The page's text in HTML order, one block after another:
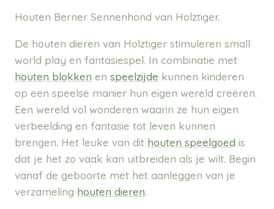
Houten Berner Sennenhond van Holztiger.
De houten dieren van Holztiger stimuleren small
world play en fantasiespel. In combinatie met
houten blokken en speelzijde kunnen kinderen
op een speelse manier hun eigen wereld creëren.
Een wereld vol wonderen waarin ze hun eigen
verbeelding en fantasie tot leven kunnen
brengen. Het leuke van dit houten speelgoed is
dat je het zo vaak kan uitbreiden als je wilt. Begin
vanaf de geboorte met het aanleggen van je
verzameling houten dieren.